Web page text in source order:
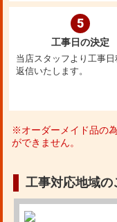
5
工事日の決定
当店スタッフより工事日
返信いたします。
※オーダーメイド品の
ができません。
工事対応地域の